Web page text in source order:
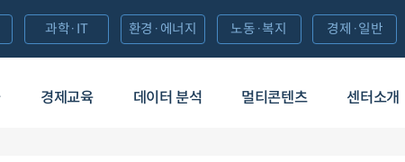
경제교육 데이터 분석 멀티콘텐츠 센터소개
과학·IT 환경·에너지 노동·복지 경제·일반